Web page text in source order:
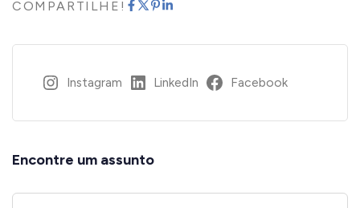
COMPARTILHE!
Instagram LinkedIn Facebook
Encontre um assunto